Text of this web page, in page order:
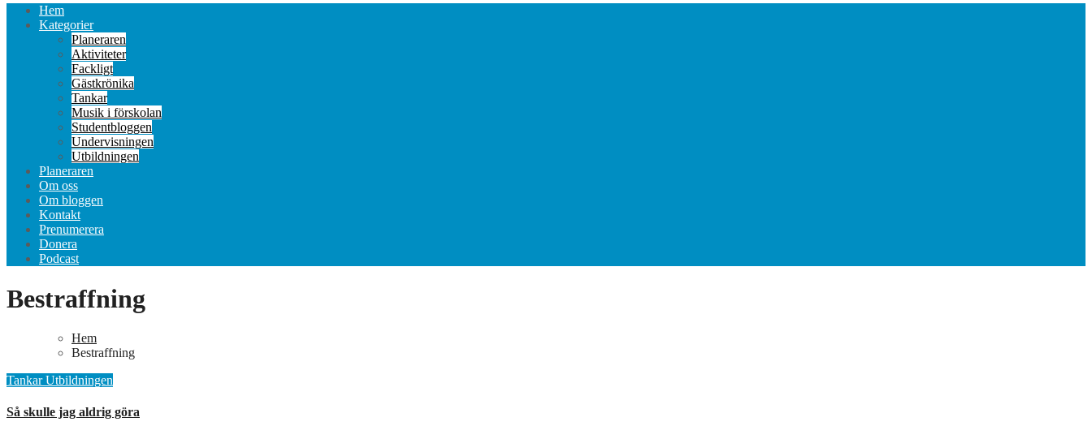
Hem
Kategorier
Planeraren
Aktiviteter
Fackligt
Gästkrönika
Tankar
Musik i förskolan
Studentbloggen
Undervisningen
Utbildningen
Planeraren
Om oss
Om bloggen
Kontakt
Prenumerera
Donera
Podcast
Bestraffning
Hem
Bestraffning
TankarUtbildningen
Så skulle jag aldrig göra